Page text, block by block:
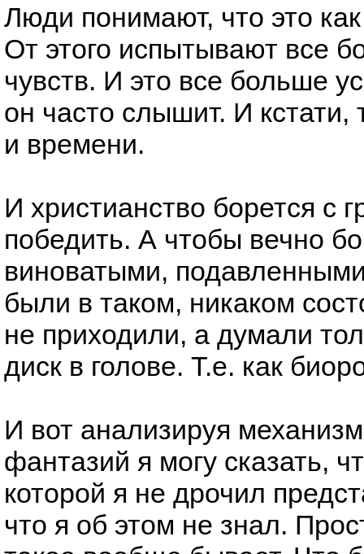
Люди понимают, что это
От этого испытывают все
чувств. И это все больше
он часто слышит. И кстати,
и времени.
И христианство борется с
победить. А чтобы вечно
виноватыми,
были в таком, никаком
не приходили, а думали
диск в голове. Т.е. как
И вот анализируя
фантазий я могу сказать,
которой я не дрочил
что я об этом не знал.